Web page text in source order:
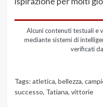
Alcuni contenuti testuali e
mediante sistemi di
verificati
Tags: atletica, bellezza,
successo, Tatiana, vittorie